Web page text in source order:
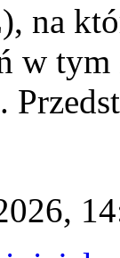
na
w tym